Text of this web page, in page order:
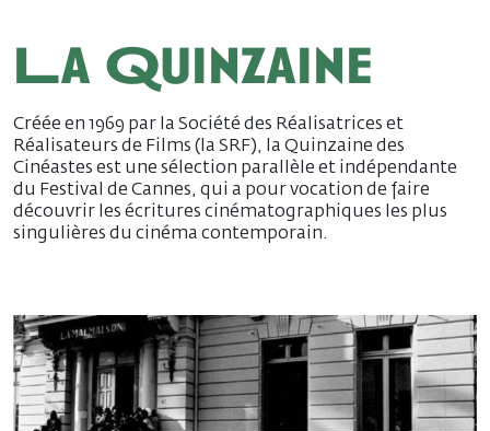
La Quinzaine
Créée en 1969 par la Société des Réalisatrices et
Réalisateurs de Films (la SRF), la Quinzaine des
Cinéastes est une sélection parallèle et indépendante
du Festival de Cannes, qui a pour vocation de faire
découvrir les écritures cinématographiques les plus
singulières du cinéma contemporain.